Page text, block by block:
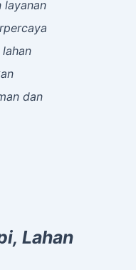
layanan
dan
Lahan